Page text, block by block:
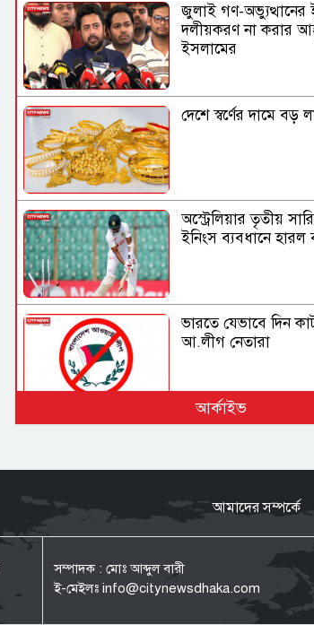
জুলাই গণ-অভ্যুত্থানের
দলীয়করণ না করার
ইসলামের
দেশে স্বর্ণের দামে বড়
অস্ট্রেলিয়ার তৃতীয়
ইনিংস ব্যবধানে হারল
ভারতে যেভাবে দিন
আ.লীগ নেতারা
ড্যাবের
আর্কাইভ
আমাদের সম্পর্কে
সম্পাদক : মোঃ আব্দুল বারী
ই-মেইলঃ info@citynewsdhaka.com